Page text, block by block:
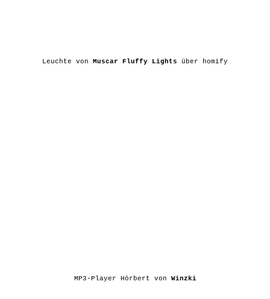
Leuchte von Muscar Fluffy Lights über homify
MP3-Player Hörbert von Winzki